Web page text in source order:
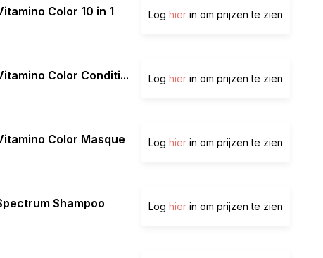
Color 10 in 1 Log hierin om prijzen te zien
Color Conditi... Log hierin om prijzen te zien
Color Masque Log hierin om prijzen te zien
Shampoo Log hierin om prijzen te zien